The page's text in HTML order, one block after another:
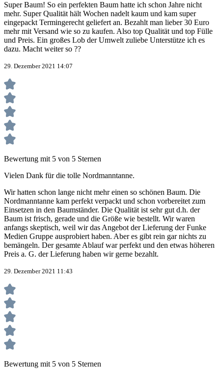
Super Baum! So ein perfekten Baum hatte ich schon Jahre nicht
mehr. Super Qualität hält Wochen nadelt kaum und kam super
eingepackt Termingerecht geliefert an. Bezahlt man lieber 30 Euro
mehr mit Versand wie so zu kaufen. Also top Qualität und top Fülle
und Preis. Ein großes Lob der Umwelt zuliebe Unterstütze ich es
dazu. Macht weiter so ??
29. Dezember 2021 14:07
Bewertung mit 5 von 5 Sternen
Vielen Dank für die tolle Nordmanntanne.
Wir hatten schon lange nicht mehr einen so schönen Baum. Die
Nordmanntanne kam perfekt verpackt und schon vorbereitet zum
Einsetzen in den Baumständer. Die Qualität ist sehr gut d.h. der
Baum ist frisch, gerade und die Größe wie bestellt. Wir waren
anfangs skeptisch, weil wir das Angebot der Lieferung der Funke
Medien Gruppe ausprobiert haben. Aber es gibt rein gar nichts zu
bemängeln. Der gesamte Ablauf war perfekt und den etwas höheren
Preis a. G. der Lieferung haben wir gerne bezahlt.
29. Dezember 2021 11:43
Bewertung mit 5 von 5 Sternen